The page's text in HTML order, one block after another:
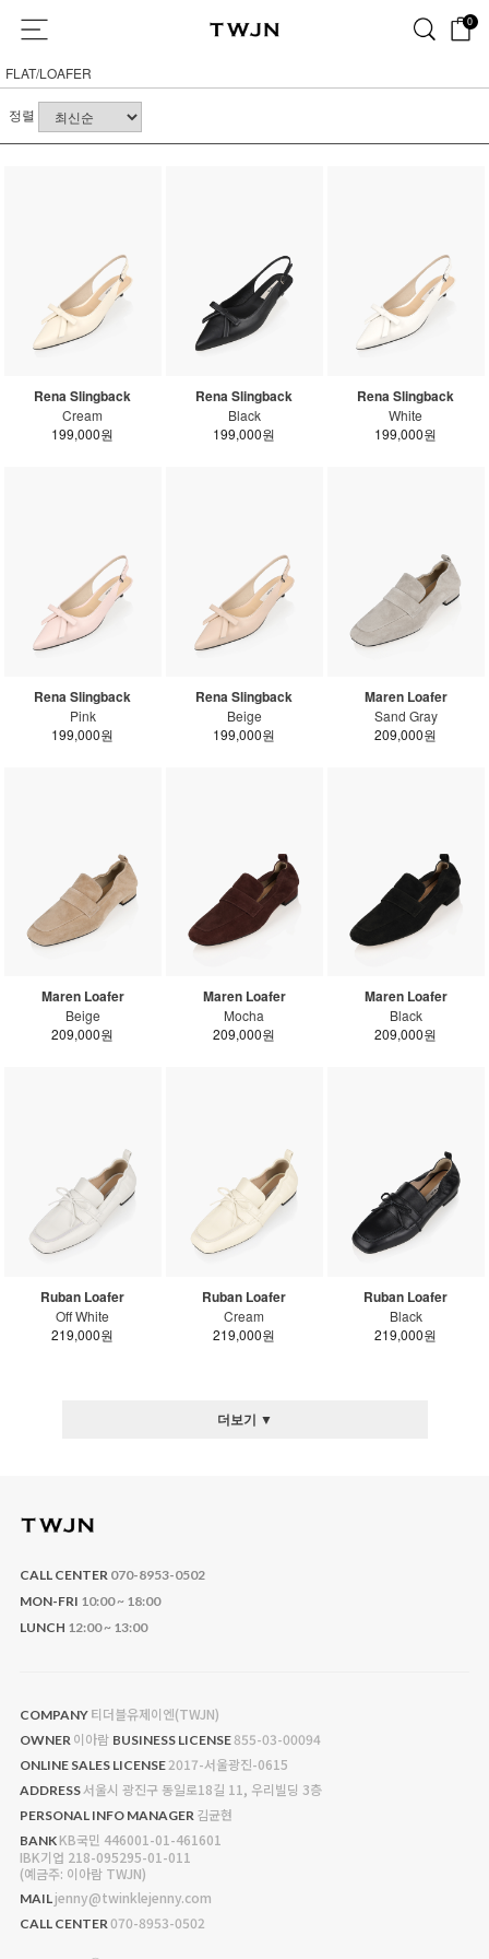
0
FLAT/LOAFER
정렬
Rena Slingback
Cream
199,000원
Rena Slingback
Black
199,000원
Rena Slingback
White
199,000원
Rena Slingback
Pink
199,000원
Rena Slingback
Beige
199,000원
Maren Loafer
Sand Gray
209,000원
Maren Loafer
Beige
209,000원
Maren Loafer
Mocha
209,000원
Maren Loafer
Black
209,000원
Ruban Loafer
Off White
219,000원
Ruban Loafer
Cream
219,000원
Ruban Loafer
Black
219,000원
더보기 ▼
CALL CENTER 070-8953-0502
MON-FRI 10:00 ~ 18:00
LUNCH 12:00 ~ 13:00
COMPANY 티더블유제이엔(TWJN)
OWNER 이아람 BUSINESS LICENSE855-03-00094
ONLINE SALES LICENSE 2017-서울광진-0615
ADDRESS서울시 광진구 동일로18길 11, 우리빌딩 3층
PERSONAL INFO MANAGER 김균현
BANK KB국민 446001-01-461601
IBK기업 218-095295-01-011
(예금주: 이아람 TWJN)
MAIL jenny@twinklejenny.com
CALL CENTER 070-8953-0502